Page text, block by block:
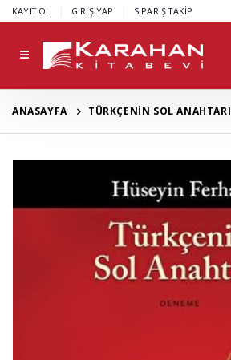
KAYIT OL GİRİŞ YAP SİPARİŞ TAKİP
ANASAYFA TÜRKÇENİN SOL ANAHTARI